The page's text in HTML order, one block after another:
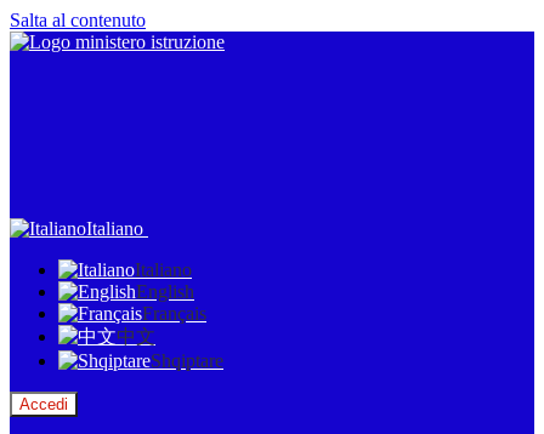
Salta al contenuto
Italiano
Italiano
English
Français
中文
Shqiptare
Accedi